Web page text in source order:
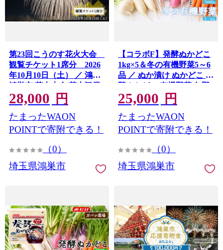
第23回こうのす花火大会
観覧チケット1席分 2026
年10月10日（土） ／ 鴻巣
鴻巣市 花火大会 花火観賞
花火観覧 観覧チケット 有
料観覧席 大玉花火 四尺玉
椅子席 秋イベント 関東イ
ベント 屋外イベント 家族
かけ レジャー 記念日 埼玉
28,000 円
たまったWAON
POINTで寄附できる！
（0）
埼玉県鴻巣市
【コラボF】発酵ぬかどこ
1kg×5＆冬の有機野菜5～6
品 ／ ぬか漬け ぬかどこ 発
酵ぬかどこ 有機野菜 旬野
菜 冬野菜 野菜セット 漬物
手作り 簡単調理 かき混ぜ
不要 発酵食品 常備菜 一品
追加 食卓 埼玉県 特産品
25,000 円
たまったWAON
POINTで寄附できる！
（0）
埼玉県鴻巣市